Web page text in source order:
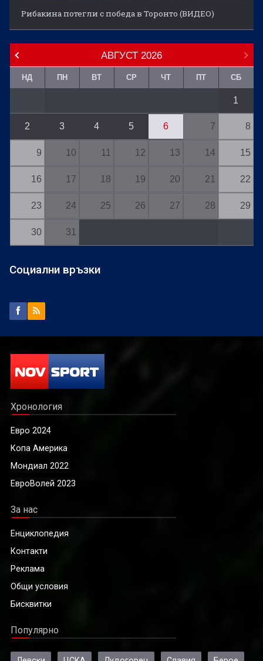
Рибакина потегли с победа в Торонто (ВИДЕО)
АВГУСТ 2026
НД ПН ВТ СР ЧТ ПТ СБ
1
2 3 4 5 6 7 8
9 10 11 12 13 14 15
16 17 18 19 20 21 22
23 24 25 26 27 28 29
30 31
Социални връзки
Хронология
Евро 2024
Копа Америка
Мондиал 2022
ЕвроВолей 2023
За нас
Енциклопедия
Контакти
Реклама
Общи условия
Бисквитки
Популярно